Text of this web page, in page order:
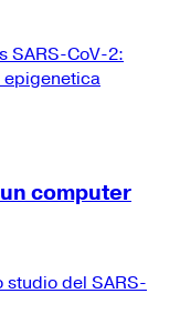
SARS-CoV-2:
epigenetica
computer
studio del SARS-